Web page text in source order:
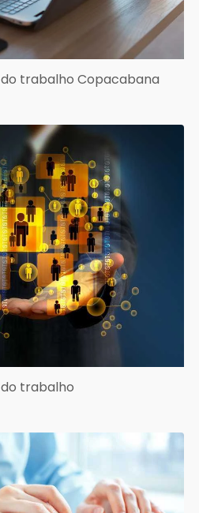
trabalho Copacabana
trabalho